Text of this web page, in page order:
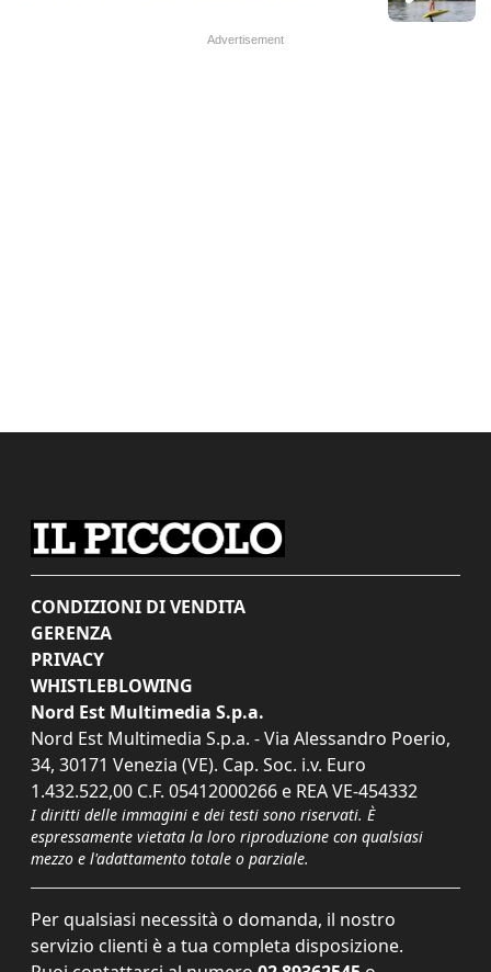
CONDIZIONI DI VENDITA
GERENZA
PRIVACY
WHISTLEBLOWING
Nord Est Multimedia S.p.a.
Nord Est Multimedia S.p.a. - Via Alessandro Poerio,
34, 30171 Venezia (VE). Cap. Soc. i.v. Euro
1.432.522,00 C.F. 05412000266 e REA VE-454332
I diritti delle immagini e dei testi sono riservati. È
espressamente vietata la loro riproduzione con qualsiasi
mezzo e l'adattamento totale o parziale.
Per qualsiasi necessità o domanda, il nostro
servizio clienti è a tua completa disposizione.